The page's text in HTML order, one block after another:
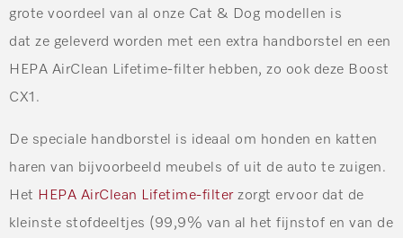
grote voordeel van al onze Cat & Dog modellen is
dat ze geleverd worden met een extra handborstel en een
HEPA AirClean Lifetime-filter hebben, zo ook deze Boost
CX1.
De speciale handborstel is ideaal om honden en katten
haren van bijvoorbeeld meubels of uit de auto te zuigen.
Het HEPA AirClean Lifetime-filterzorgt ervoor dat de
kleinste stofdeeltjes (99,9% van al het fijnstof en van de